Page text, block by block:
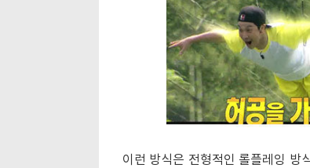
이런 방식은 전형적인 롤플레잉 방